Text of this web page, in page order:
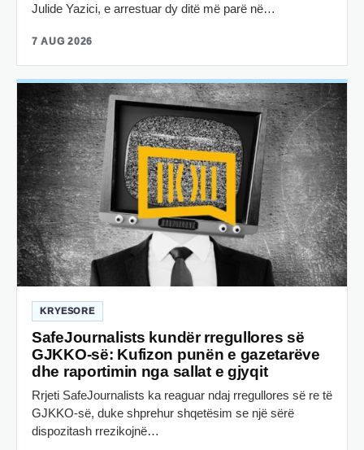
Julide Yazici, e arrestuar dy ditë më parë në…
7 AUG 2026
KRYESORE
SafeJournalists kundër rregullores së
GJKKO-së: Kufizon punën e gazetarëve
dhe raportimin nga sallat e gjyqit
Rrjeti SafeJournalists ka reaguar ndaj rregullores së re të
GJKKO-së, duke shprehur shqetësim se një sërë
dispozitash rrezikojnë…